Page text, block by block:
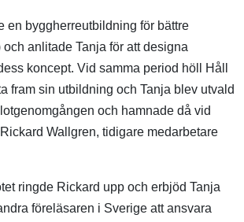
en byggherreutbildning för bättre
anlitade Tanja för att designa
koncept. Vid samma period höll Håll
fram sin utbildning och Tanja blev utvald
och hamnade då vid
Wallgren, tidigare medarbetare
ringde Rickard upp och erbjöd Tanja
föreläsaren i Sverige att ansvara